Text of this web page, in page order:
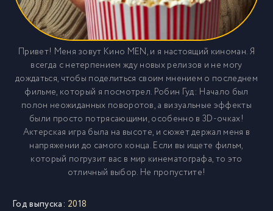
Привет! Меня зовут Кино MEN, и я настоящий киноман. Я
всегда с нетерпением жду новых релизов и не могу
дождаться, чтобы поделиться своим мнением о последнем
фильме, который я посмотрел. Робин Гуд: Начало был
полон неожиданных поворотов, а визуальные эффекты
были просто потрясающими, особенно в 3D-очках!
Актерская игра была на высоте, и сюжет держал меня в
напряжении до самого конца. Если вы ищете фильм,
который погрузит вас в мир кинематографа, то это
отличный выбор. Не пропустите!
Год выпуска: 2018